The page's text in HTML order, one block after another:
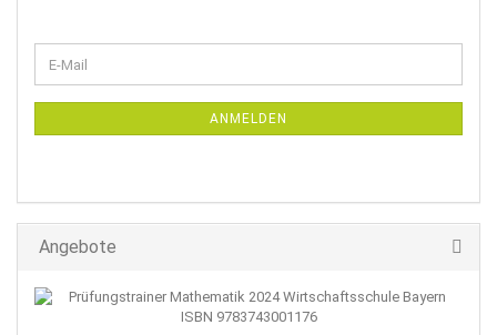
ZUR
E-
Mail
ANMELDEN
Angebote